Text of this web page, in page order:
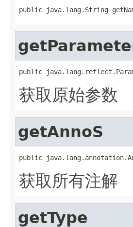
public java.lang.String
public
获取原始参数
getAnnoS
public
获取所有注解
getType